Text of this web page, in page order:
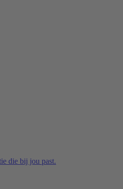
die bij jou past.